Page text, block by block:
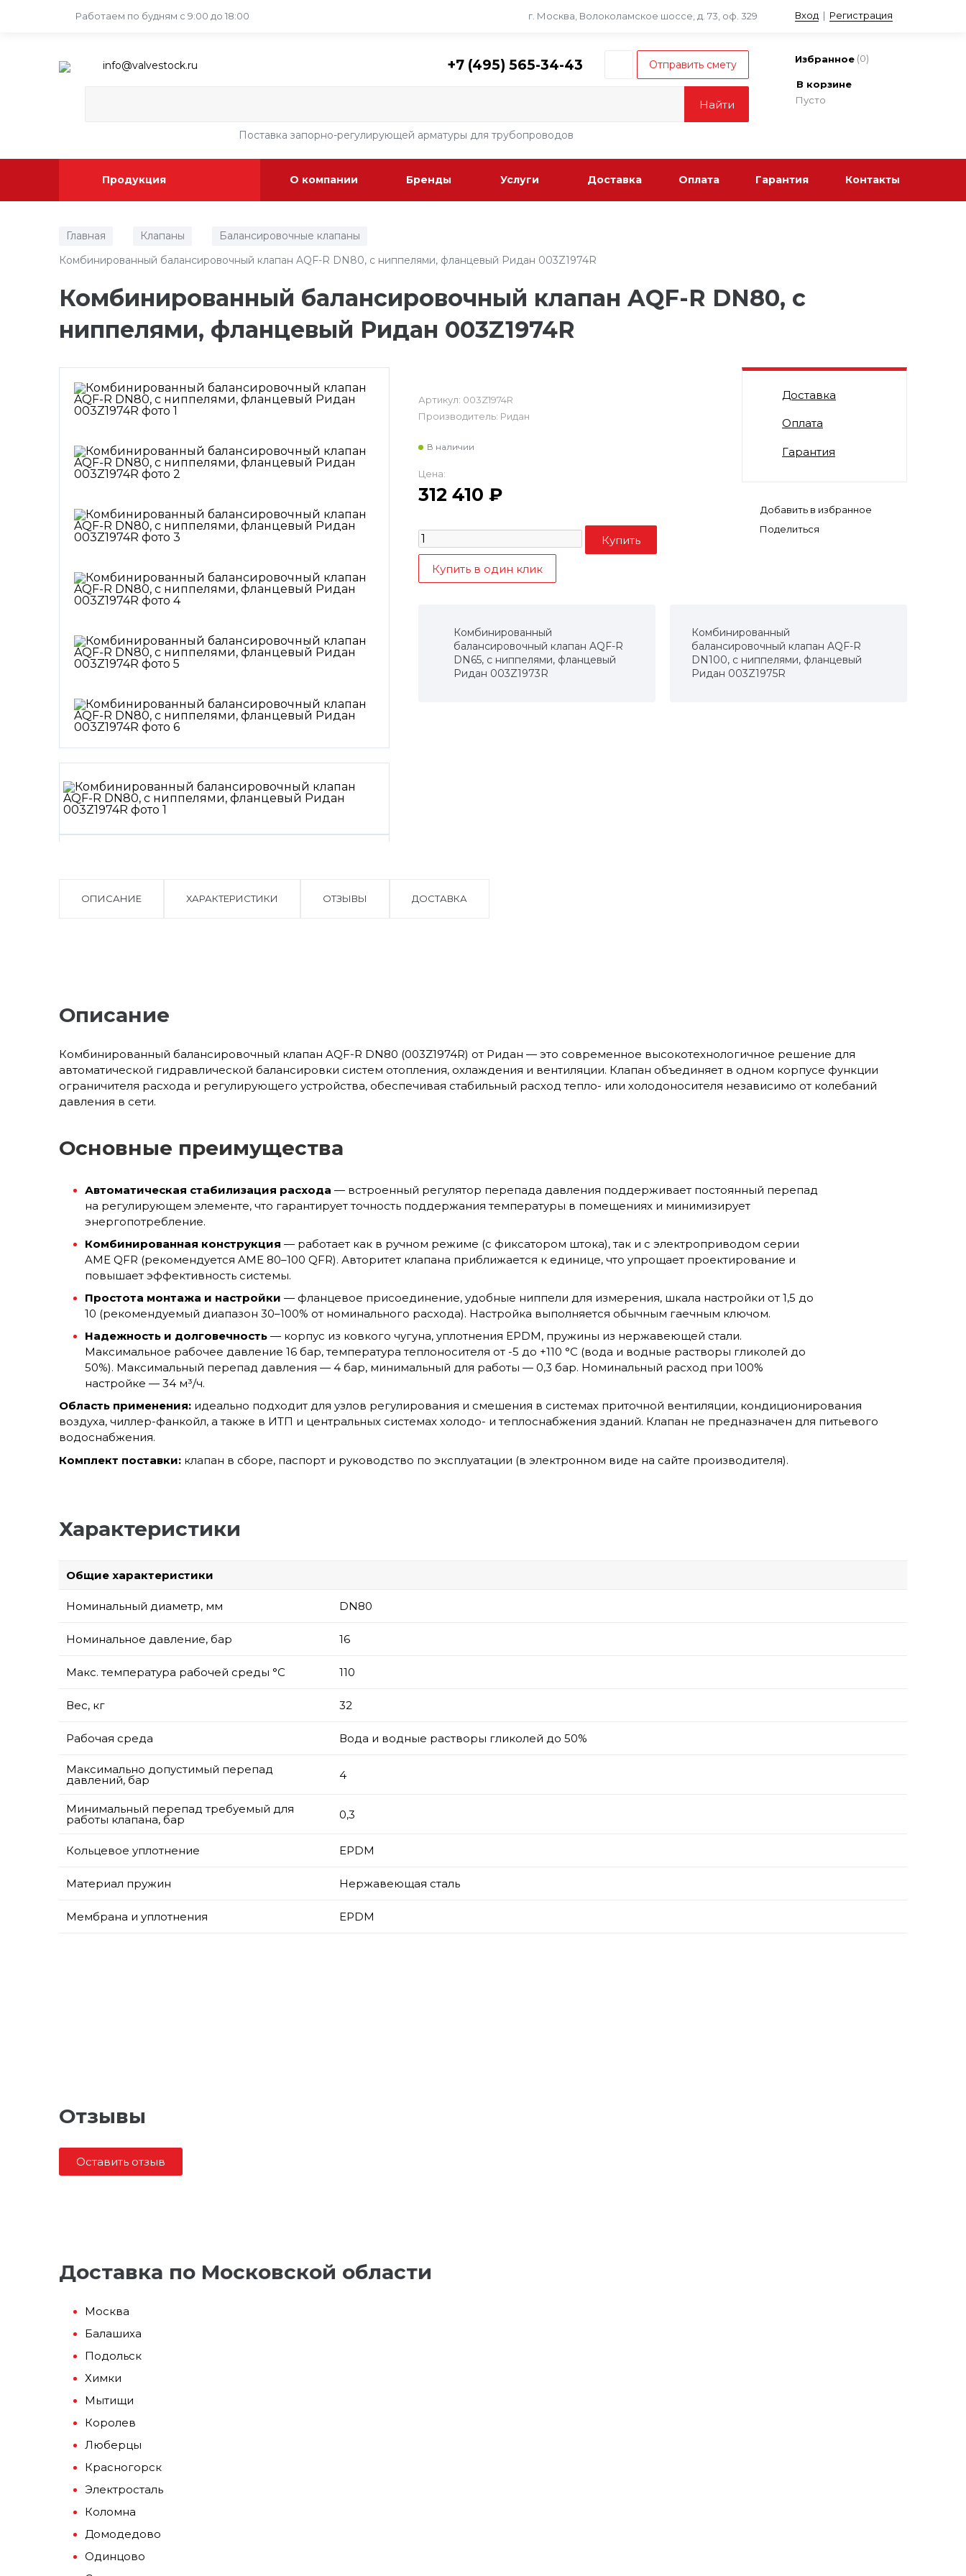
Работаем по будням с 9:00 до 18:00 г. Москва, Волоколамское шоссе, д. 73, оф. 329 Вход | Регистрация
info@valvestock.ru +7 (495) 565-34-43
Поставка запорно-регулирующей арматуры для трубопроводов
Избранное (0)
В корзине
Пусто
Продукция О компании Бренды Услуги Доставка Оплата Гарантия Контакты
Главная Клапаны Балансировочные клапаны
Комбинированный балансировочный клапан AQF-R DN80, с ниппелями, фланцевый Ридан 003Z1974R
Комбинированный балансировочный клапан AQF-R DN80, с
ниппелями, фланцевый Ридан 003Z1974R
Артикул: 003Z1974R
Производитель: Ридан
В наличии
Цена:
312 410 ₽
Доставка
Оплата
Гарантия
Поделиться
Комбинированный
балансировочный клапан AQF-R
DN65, с ниппелями, фланцевый
Ридан 003Z1973R
Комбинированный
балансировочный клапан AQF-R
DN100, с ниппелями, фланцевый
Ридан 003Z1975R
ОПИСАНИЕ ХАРАКТЕРИСТИКИ ОТЗЫВЫ ДОСТАВКА
Описание
Комбинированный балансировочный клапан AQF-R DN80 (003Z1974R) от Ридан — это современное высокотехнологичное решение для
автоматической гидравлической балансировки систем отопления, охлаждения и вентиляции. Клапан объединяет в одном корпусе функции
ограничителя расхода и регулирующего устройства, обеспечивая стабильный расход тепло- или холодоносителя независимо от колебаний
давления в сети.
Основные преимущества
Автоматическая стабилизация расхода — встроенный регулятор перепада давления поддерживает постоянный перепад
на регулирующем элементе, что гарантирует точность поддержания температуры в помещениях и минимизирует
энергопотребление.
Комбинированная конструкция — работает как в ручном режиме (с фиксатором штока), так и с электроприводом серии
AME QFR (рекомендуется AME 80–100 QFR). Авторитет клапана приближается к единице, что упрощает проектирование и
повышает эффективность системы.
Простота монтажа и настройки — фланцевое присоединение, удобные ниппели для измерения, шкала настройки от 1,5 до
10 (рекомендуемый диапазон 30–100% от номинального расхода). Настройка выполняется обычным гаечным ключом.
Надежность и долговечность — корпус из ковкого чугуна, уплотнения EPDM, пружины из нержавеющей стали.
Максимальное рабочее давление 16 бар, температура теплоносителя от -5 до +110 °C (вода и водные растворы гликолей до
50%). Максимальный перепад давления — 4 бар, минимальный для работы — 0,3 бар. Номинальный расход при 100%
настройке — 34 м³/ч.
Область применения: идеально подходит для узлов регулирования и смешения в системах приточной вентиляции, кондиционирования
воздуха, чиллер-фанкойл, а также в ИТП и центральных системах холодо- и теплоснабжения зданий. Клапан не предназначен для питьевого
водоснабжения.
Комплект поставки: клапан в сборе, паспорт и руководство по эксплуатации (в электронном виде на сайте производителя).
Характеристики
Общие характеристики
Номинальный диаметр, мм DN80
Номинальное давление, бар 16
Макс. температура рабочей среды °С 110
Вес, кг 32
Рабочая среда Вода и водные растворы гликолей до 50%
Максимально допустимый перепад
давлений, бар 4
Минимальный перепад требуемый для
работы клапана, бар 0,3
Кольцевое уплотнение EPDM
Материал пружин Нержавеющая сталь
Мембрана и уплотнения EPDM
Отзывы
Оставить отзыв
Доставка по Московской области
Москва
Балашиха
Подольск
Химки
Мытищи
Королев
Люберцы
Красногорск
Электросталь
Коломна
Домодедово
Одинцово